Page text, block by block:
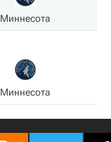
Миннесота
Миннесота